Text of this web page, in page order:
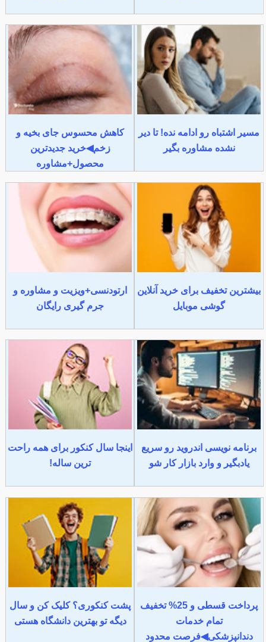
مسیر اشتباه رو ادامه نده! تا دیر
نشده مشاوره بگیر
کاهش محسوس جای بخیه و
زخم◀خرید جدیدترین
محصول+مشاوره
بیشترین تخفیف برای خرید آنلاین
گوشی موبایل
ارتودنسی+ویزیت و مشاوره و
جرم گیری رایگان
برنامه نویسی اندروید رو سریع
یادبگیر و وارد بازار کار شو
اینجا سال کنکور برای همه راحت
ترین ساله!
پرداخت قسطی و 25% تخفیف
تمام خدمات
دندانپزشکی◀فرصت محدود
پشت کنکوری؟ کلیک کن و سال
دیگه تو بهترین دانشگاه هستی